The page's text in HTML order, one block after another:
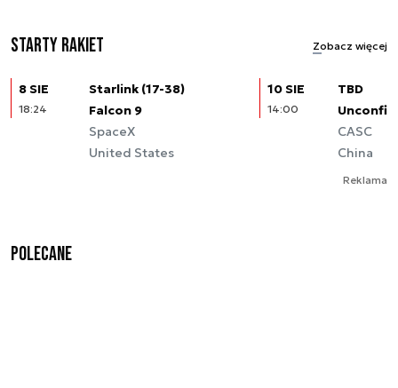
Starty rakiet Zobacz więcej
8 SIE
18:24
Starlink (17-38)
Falcon 9
SpaceX
United States
10 SIE
14:00
TBD
CASC
China
Reklama
Polecane